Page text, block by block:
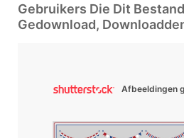
Gebruikers Die Dit
Gedownload,
Afbeeldingen